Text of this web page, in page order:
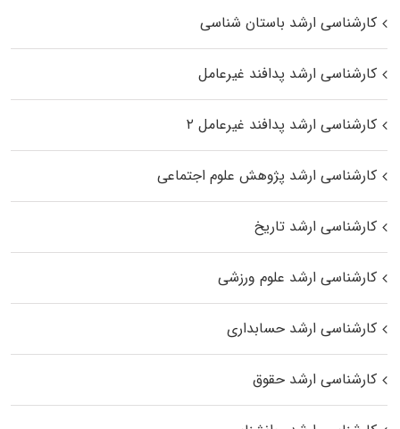
کارشناسی ارشد باستان شناسی
کارشناسی ارشد پدافند غیرعامل
کارشناسی ارشد پدافند غیرعامل ۲
کارشناسی ارشد پژوهش علوم اجتماعی
کارشناسی ارشد تاریخ
کارشناسی ارشد علوم ورزشی
کارشناسی ارشد حسابداری
کارشناسی ارشد حقوق